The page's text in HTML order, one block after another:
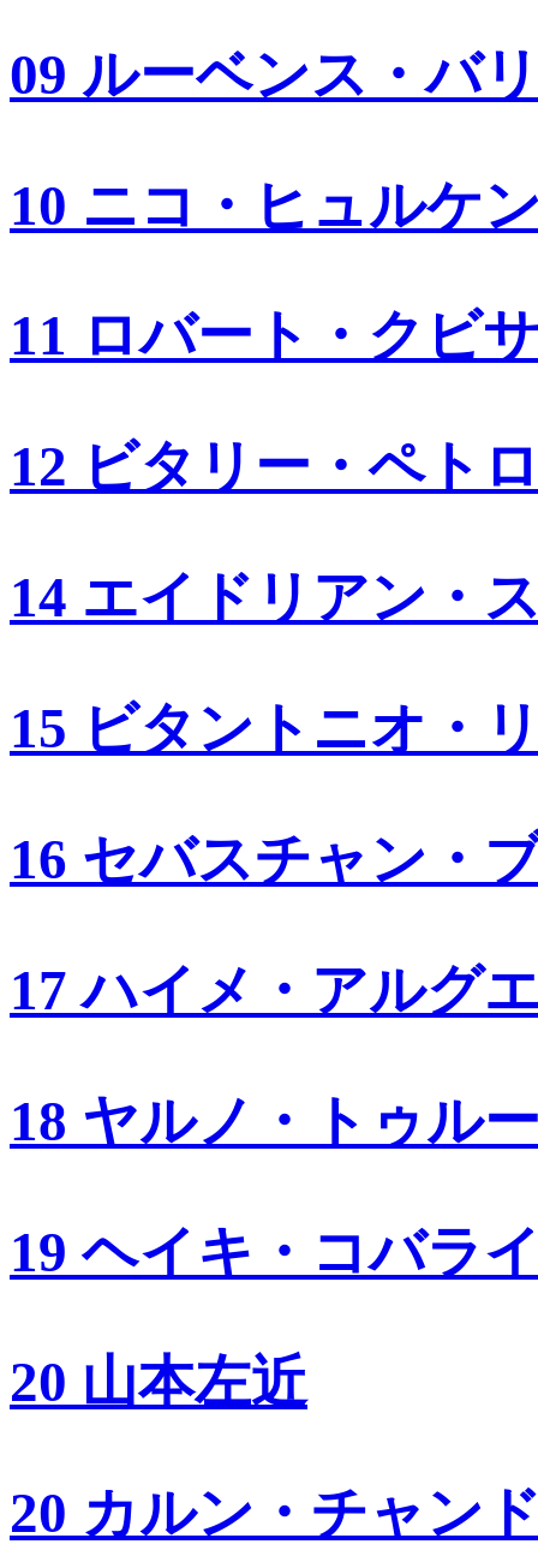
09 ルーベンス・バ
10 ニコ・ヒュルケ
11 ロバート・クビ
12 ビタリー・ペト
14 エイドリアン・
15 ビタントニオ・
16 セバスチャン・
17 ハイメ・アルグ
18 ヤルノ・トゥル
19 ヘイキ・コバラ
20 山本左近
20 カルン・チャン